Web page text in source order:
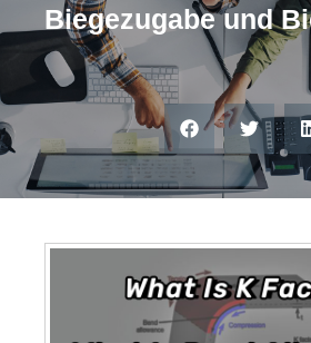
Biegezugabe und